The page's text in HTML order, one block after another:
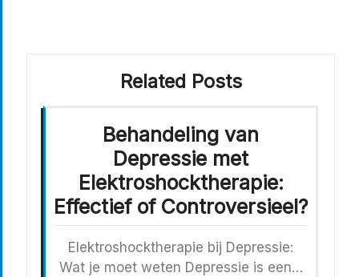
Related Posts
Behandeling van
Depressie met
Elektroshocktherapie:
Effectief of Controversieel?
Elektroshocktherapie bij Depressie:
Wat je moet weten Depressie is een…